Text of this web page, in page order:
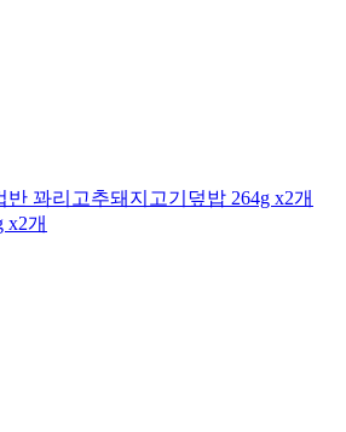
반 꽈리고추돼지고기덮밥 264g x2개
x2개